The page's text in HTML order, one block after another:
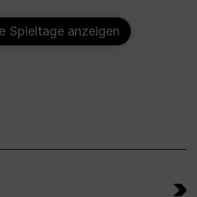
Spieltage anzeigen